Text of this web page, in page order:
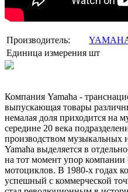
Производитель:
Единица измерения шт
Компания Yamaha -
выпускающая товары
немалая доля приходится на
середине 20 века
производством музыкальных
Yamaha выделяется в
на тот момент упор компании
мотоциклов. В 1980-х годах
успешный с коммерческой